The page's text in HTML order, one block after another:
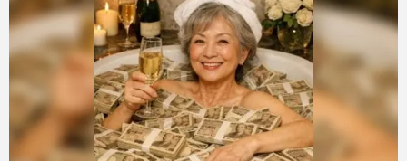
「人の打ち上げに来て何やってんだ！」
BUCK-TICK櫻井敦司さんがブチギレた
夜、“伝説のロックバー”店主が…
『週刊女性』編集部 2026/7/10
エアコンのカビが引き起こす《夏型過敏性
肺炎》風邪との違いは「やたら長引くこ
と」医師が教える治療の“大…